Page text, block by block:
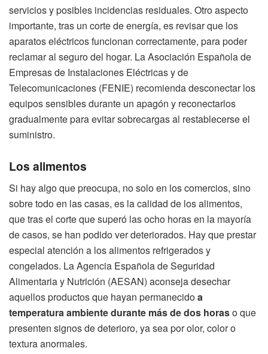
servicios y posibles incidencias residuales. Otro aspecto
importante, tras un corte de energía, es revisar que los
aparatos eléctricos funcionan correctamente, para poder
reclamar al seguro del hogar. La Asociación Española de
Empresas de Instalaciones Eléctricas y de
Telecomunicaciones (FENIE) recomienda desconectar los
equipos sensibles durante un apagón y reconectarlos
gradualmente para evitar sobrecargas al restablecerse el
suministro.
Los alimentos
Si hay algo que preocupa, no solo en los comercios, sino
sobre todo en las casas, es la calidad de los alimentos,
que tras el corte que superó las ocho horas en la mayoría
de casos, se han podido ver deteriorados. Hay que prestar
especial atención a los alimentos refrigerados y
congelados. La Agencia Española de Seguridad
Alimentaria y Nutrición (AESAN) aconseja desechar
aquellos productos que hayan permanecidoa
temperatura ambiente durante más de dos horaso que
presenten signos de deterioro, ya sea por olor, color o
textura anormales.